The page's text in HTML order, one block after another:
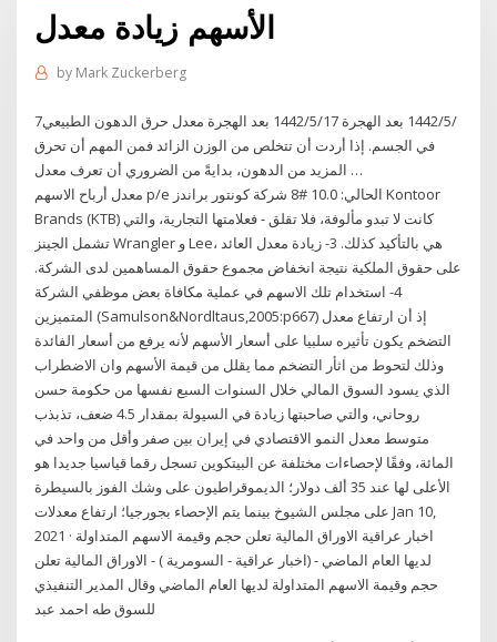
الأسهم زيادة معدل
by Mark Zuckerberg
7‏‏/5‏‏/1442 بعد الهجرة 17‏‏/5‏‏/1442 بعد الهجرة معدل حرق الدهون الطبيعي
في الجسم. إذا أردت أن تتخلص من الوزن الزائد فمن المهم أن تحرق
المزيد من الدهون، بدايةً من الضروري أن تعرف معدل …
معدل أرباح الاسهم p/e الحالي: 10.0 #8 شركة كونتور براندز Kontoor
Brands (KTB) كانت لا تبدو مألوفة، فلا تقلق - فعلامتها التجارية، والتي
تشمل الجينز Wrangler و Lee، هي بالتأكيد كذلك. 3- زيادة معدل العائد
على حقوق الملكية نتيجة انخفاض مجموع حقوق المساهمين لدى الشركة.
4- استخدام تلك الاسهم في عملية مكافاة بعض موظفي الشركة
المتميزين (Samulson&Nordltaus,2005:p667) إذ أن ارتفاع معدل
التضخم يكون تأثيره سلبيا على أسعار الأسهم لأنه يرفع من أسعار الفائدة
وذلك لتحوط من اثأر التضخم مما يقلل من قيمة الأسهم وان الاضطراب
الذي يسود السوق المالي خلال السنوات السبع نفسها من حكومة حسن
روحاني، والتي صاحبتها زيادة في السيولة بمقدار 4.5 ضعف، تذبذب
متوسط معدل النمو الاقتصادي في إيران بين صفر وأقل من واحد في
المائة، وفقًا لإحصاءات مختلفة عن البيتكوين تسجل رقما قياسيا جديدا هو
الأعلى لها عند 35 ألف دولار؛ الديموقراطيون على وشك الفوز بالسيطرة
على مجلس الشيوخ بينما يتم الإحصاء بجورجيا؛ ارتفاع معدلات Jan 10,
2021 · اخبار عراقية الاوراق المالية تعلن حجم وقيمة الاسهم المتداولة
لديها العام الماضي - (اخبار عراقية - السومرية ) - الاوراق المالية تعلن
حجم وقيمة الاسهم المتداولة لديها العام الماضي وقال المدير التنفيذي
للسوق طه احمد عبد